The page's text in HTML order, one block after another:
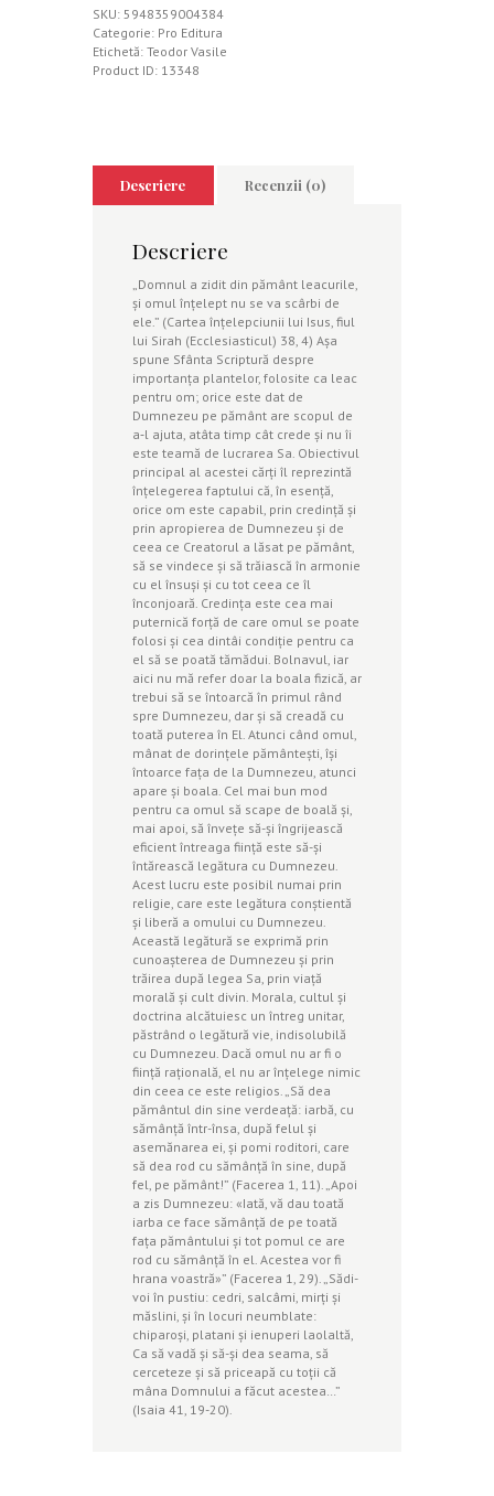
Vietii
umane
SKU: 5948359004384
Categorie: Pro Editura
Etichetă: Teodor Vasile
Product ID: 13348
Descriere Recenzii (0)
Descriere
„Domnul a zidit din pământ leacurile,
şi omul înţelept nu se va scârbi de
ele.” (Cartea înţelepciunii lui Isus, fiul
lui Sirah (Ecclesiasticul) 38, 4) Aşa
spune Sfânta Scriptură despre
importanţa plantelor, folosite ca leac
pentru om; orice este dat de
Dumnezeu pe pământ are scopul de
a‑l ajuta, atâta timp cât crede şi nu îi
este teamă de lucrarea Sa. Obiectivul
principal al acestei cărţi îl reprezintă
înţelegerea faptului că, în esenţă,
orice om este capabil, prin credinţă şi
prin apropierea de Dumnezeu şi de
ceea ce Creatorul a lăsat pe pământ,
să se vindece şi să trăiască în armonie
cu el însuşi şi cu tot ceea ce îl
înconjoară. Credinţa este cea mai
puternică forţă de care omul se poate
folosi şi cea dintâi condiţie pentru ca
el să se poată tămădui. Bolnavul, iar
aici nu mă refer doar la boala fizică, ar
trebui să se întoarcă în primul rând
spre Dumnezeu, dar şi să creadă cu
toată puterea în El. Atunci când omul,
mânat de dorinţele pământeşti, îşi
întoarce faţa de la Dumnezeu, atunci
apare şi boala. Cel mai bun mod
pentru ca omul să scape de boală şi,
mai apoi, să înveţe să-şi îngrijească
eficient întreaga fiinţă este să-şi
întărească legătura cu Dumnezeu.
Acest lucru este posibil numai prin
religie, care este legătura conştientă
şi liberă a omului cu Dumnezeu.
Această legătură se exprimă prin
cunoaşterea de Dumnezeu şi prin
trăirea după legea Sa, prin viaţă
morală şi cult divin. Morala, cultul şi
doctrina alcătuiesc un întreg unitar,
păstrând o legătură vie, indisolubilă
cu Dumnezeu. Dacă omul nu ar fi o
fiinţă raţională, el nu ar înţelege nimic
din ceea ce este religios. „Să dea
pământul din sine verdeaţă: iarbă, cu
sămânţă într-însa, după felul şi
asemănarea ei, şi pomi roditori, care
să dea rod cu sămânţă în sine, după
fel, pe pământ!” (Facerea 1, 11). „Apoi
a zis Dumnezeu: «Iată, vă dau toată
iarba ce face sămânţă de pe toată
faţa pământului şi tot pomul ce are
rod cu sămânţă în el. Acestea vor fi
hrana voastră»” (Facerea 1, 29). „Sădi-
voi în pustiu: cedri, salcâmi, mirţi şi
măslini, şi în locuri neumblate:
chiparoşi, platani şi ienuperi laolaltă,
Ca să vadă şi să-şi dea seama, să
cerceteze şi să priceapă cu toţii că
mâna Domnului a făcut acestea…”
(Isaia 41, 19-20).